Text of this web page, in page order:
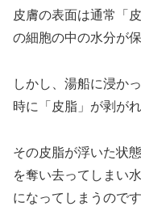
皮膚の表面は通常「
の細胞の中の水分が
しかし、湯船に浸か
時に「皮脂」が剥が
その皮脂が浮いた状
を奪い去ってしまい
になってしまうのです